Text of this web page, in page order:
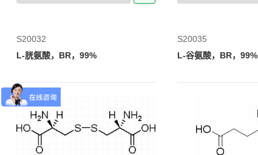
S20032
L-胱氨酸，BR，99%
S20035
L-谷氨酸，BR，99%